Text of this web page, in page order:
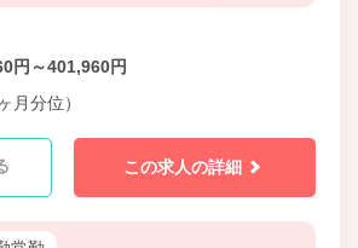
円～401,960円
月分位）
この求人の詳細